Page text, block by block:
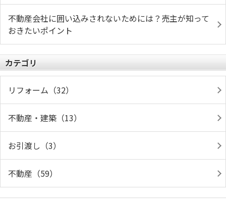
不動産会社に囲い込みされないためには？売主が知って
おきたいポイント
カテゴリ
リフォーム（32）
不動産・建築（13）
お引渡し（3）
不動産（59）